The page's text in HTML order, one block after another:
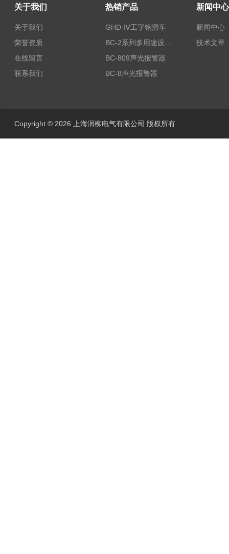
关于我们
关于我们
荣誉资质
在线留言
联系我们
热销产品
GHD-Ⅳ工字钢滑车
BC-809声光报警器
BC-8声光报警器
新闻中心
新闻中心
技术文章
Copyright © 2026 上海润柳电气有限公司 版权所有